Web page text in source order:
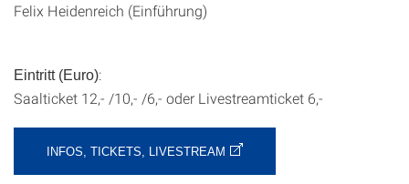
Felix Heidenreich (Einführung)
Eintritt (Euro):
Saalticket 12,- /10,- /6,- oder Livestreamticket 6,-
INFOS, TICKETS, LIVESTREAM